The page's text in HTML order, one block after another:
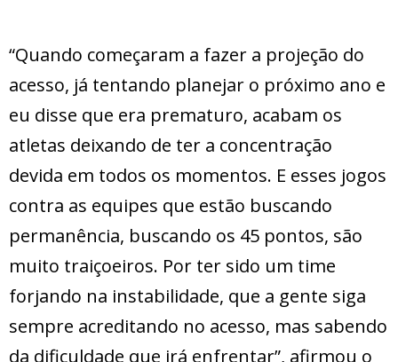
“Quando começaram a fazer a projeção do
acesso, já tentando planejar o próximo ano e
eu disse que era prematuro, acabam os
atletas deixando de ter a concentração
devida em todos os momentos. E esses jogos
contra as equipes que estão buscando
permanência, buscando os 45 pontos, são
muito traiçoeiros. Por ter sido um time
forjando na instabilidade, que a gente siga
sempre acreditando no acesso, mas sabendo
da dificuldade que irá enfrentar”, afirmou o